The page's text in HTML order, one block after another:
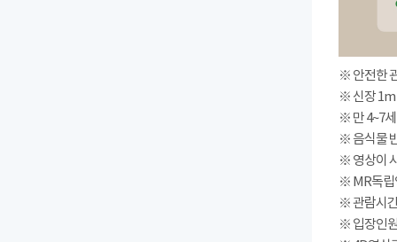
※ 안전한
※ 신장 1m
※ 만 4~7
※ 음식물
※ 영상이
※ MR독립
※ 관람시
※ 입장인